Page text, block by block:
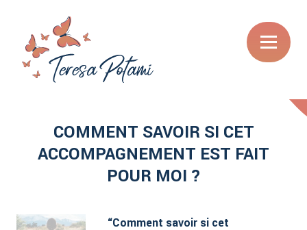
COMMENT SAVOIR SI CET
ACCOMPAGNEMENT EST FAIT
POUR MOI ?
“Comment savoir si cet